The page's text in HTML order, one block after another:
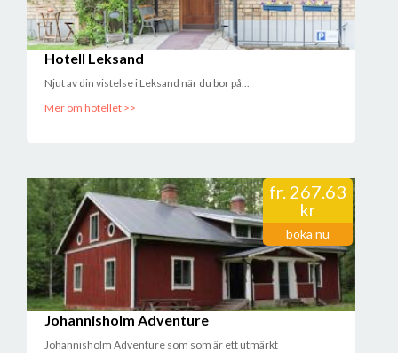
Hotell Leksand
Njut av din vistelse i Leksand när du bor på...
Mer om hotellet >>
fr. 267.63
kr
boka nu
Johannisholm Adventure
Johannisholm Adventure som som är ett utmärkt